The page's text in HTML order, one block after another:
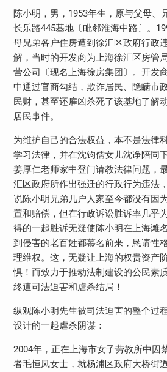
陈小明，男， 1953年生，原与父母、
长乐路445基地〔毗邻淮海中路〕。
母兄弟各户住房遭到徐汇区政府行政
解，当时的开发商为上海徐汇区房管
营公司〔现名上海徐房集团〕。开发
中通过官商勾结，欺诈居民、隐瞒市
民财，甚至还雇凶杀死了该基地了解
居民事件。
为维护自己的合法权益，本不是法律
学习法律，并在沈钧儒女儿沈诤陪同
姜厚仁老师家中登门请教法律问题，
汇区政府所作出强迁的行政行为违法
说陈小明兄弟几户人家至今都没有因
置和赔偿，但在行政诉讼胜诉率几乎
得的一起胜诉无疑使陈小明在上海滩
到侵害的老百姓都慕名前来，恳请性
理维权。这，无疑让上海的权贵资产
惧！而致力于推动法制建设的公民素
终遭司法迫害和虐杀结局！
纵观陈小明先生被司法迫害的整个过
设计的一起虐杀阴谋：
2004年，正在上海市女子劳教所中囚
者毛恒凤女士，就杨浦区政府大桥街